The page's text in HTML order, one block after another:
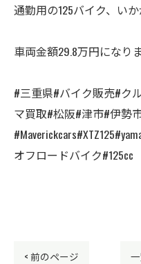
通勤用の125バイク、い
車両金額29.8万円になり
#三重県#バイク販売#ク
マ買取#松阪#津市#伊勢
オフロードバイク#125cc
< 前のページ